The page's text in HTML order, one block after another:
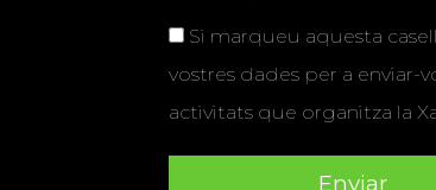
Si marqueu aquesta
vostres dades per a enviar-
activitats que organitza la